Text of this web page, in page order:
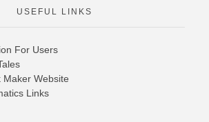
USEFUL LINKS
For Users
Maker Website
Links